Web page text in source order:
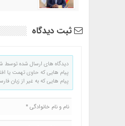
ثبت دیدگاه
دیدگاه های ارسال شده توسط
پیام هایی که حاوی تهمت یا
پیام هایی که به غیر از زبان